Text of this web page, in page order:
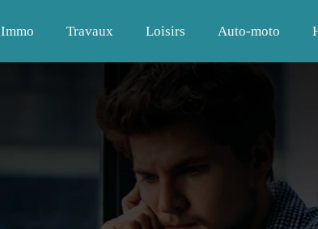
Immo Travaux Loisirs Auto-moto